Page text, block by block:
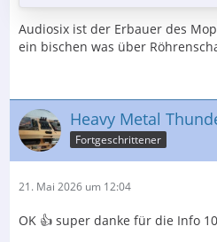
Reinhard
Audiosix ist der Erbauer des
ein bischen was über
Heavy Metal
Fortgeschrittener
21. Mai 2026 um 12:04
OK 👍 super danke für die Info